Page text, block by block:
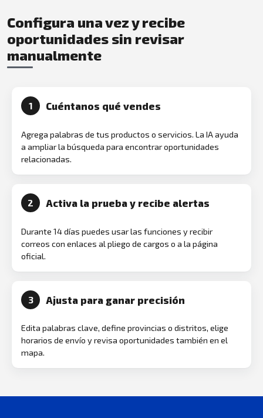
Configura una vez y recibe
oportunidades sin revisar
manualmente
1 Cuéntanos qué vendes
Agrega palabras de tus productos o servicios. La IA ayuda
a ampliar la búsqueda para encontrar oportunidades
relacionadas.
2 Activa la prueba y recibe alertas
Durante 14 días puedes usar las funciones y recibir
correos con enlaces al pliego de cargos o a la página
oficial.
3 Ajusta para ganar precisión
Edita palabras clave, define provincias o distritos, elige
horarios de envío y revisa oportunidades también en el
mapa.